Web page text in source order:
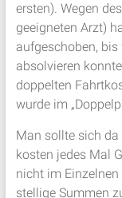
ersten). Wegen
geeigneten Arzt)
aufgeschoben,
absolvieren
doppelten
wurde im
Man sollte sich
kosten jedes Mal
nicht im
stellige Summen